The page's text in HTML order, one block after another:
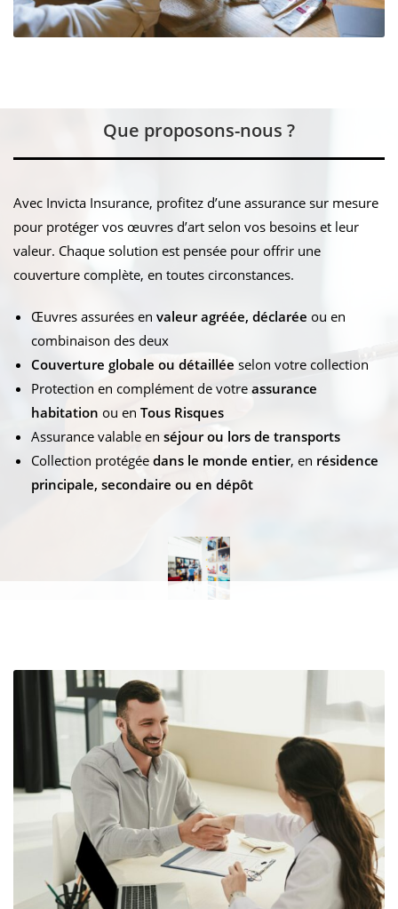
Que proposons-nous ?
Avec Invicta Insurance, profitez d’une assurance sur mesure
pour protéger vos œuvres d’art selon vos besoins et leur
valeur. Chaque solution est pensée pour offrir une
couverture complète, en toutes circonstances.
Œuvres assurées en valeur agréée, déclarée ou en
combinaison des deux
Couverture globale ou détaillée selon votre collection
Protection en complément de votre assurance
habitation ou en Tous Risques
Assurance valable en séjour ou lors de transports
Collection protégée dans le monde entier, en résidence
principale, secondaire ou en dépôt